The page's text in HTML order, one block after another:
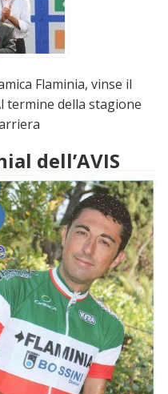
Flaminia, vinse il
termine della stagione
dell’AVIS